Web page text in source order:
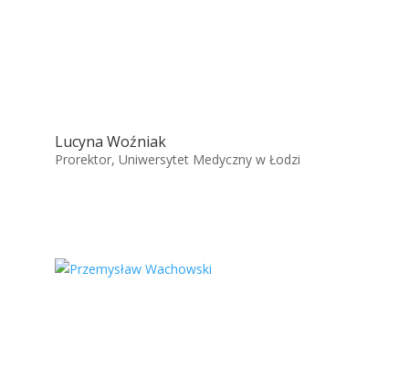
Lucyna Woźniak
Prorektor, Uniwersytet Medyczny w Łodzi